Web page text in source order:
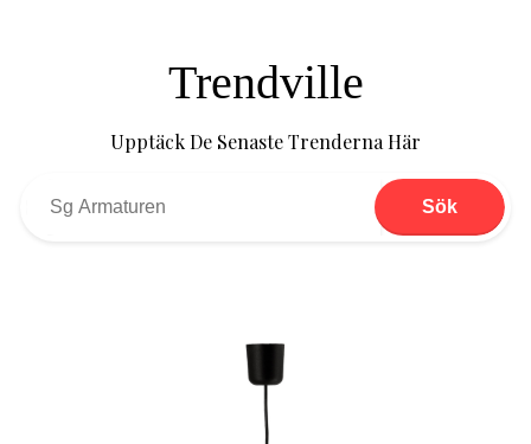
Trendville
Upptäck De Senaste Trenderna Här
Sök